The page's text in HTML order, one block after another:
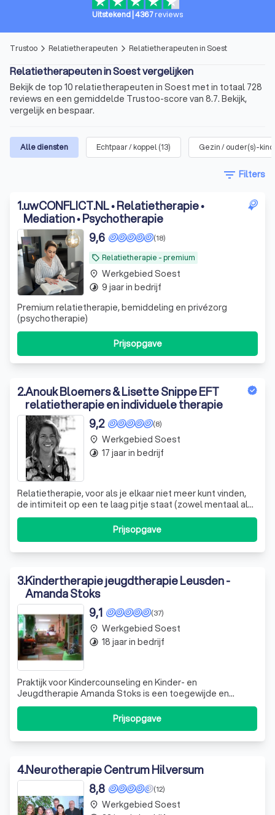
Uitstekend 4367reviews
Trustoo arrow_forward_ios Relatietherapeuten arrow_forward_ios Relatietherapeuten in Soest
Relatietherapeuten in Soest vergelijken
Bekijk de top 10 relatietherapeuten in Soest met in totaal 728
reviews en een gemiddelde Trustoo-score van 8.7. Bekijk,
vergelijk en bespaar.
Alle diensten Echtpaar / koppel(13) Gezin / ouder(s)-
filter_list Filters
1.uwCONFLICT.NL • Relatietherapie •
Mediation • Psychotherapie
local_offer Relatietherapie - premium
(18)
9,6
Premium relatietherapie, bemiddeling en privézorg
(psychotherapie)
Prijsopgave
place Werkgebied Soest
timelapse 9 jaar in bedrijf
2.Anouk Bloemers & Lisette Snippe EFT
relatietherapie en individuele therapie
(8)
9,2
Relatietherapie, voor als je elkaar niet meer kunt vinden,
de intimiteit op een te laag pitje staat (zowel mentaal als
fysiek), je alleen nog maar verbonden bent in strijd, een
apk of groot onderhoud.Prijsopgave
place Werkgebied Soest
timelapse 17 jaar in bedrijf
3.Kindertherapie jeugdtherapie Leusden -
Amanda Stoks
(37)
9,1
Praktijk voor Kindercounseling en Kinder- en
Jeugdtherapie Amanda Stoks is een toegewijde en
ervaren praktijk die zich richt op het bieden van
kortdurende, oplossingsgerichte therapie voor kinderen
en jongeren van 6 tot 18 jaar. We bieden ook
Prijsopgave
place Werkgebied Soest
timelapse 18 jaar in bedrijf
4.Neurotherapie Centrum Hilversum
(12)
8,8
place Werkgebied Soest